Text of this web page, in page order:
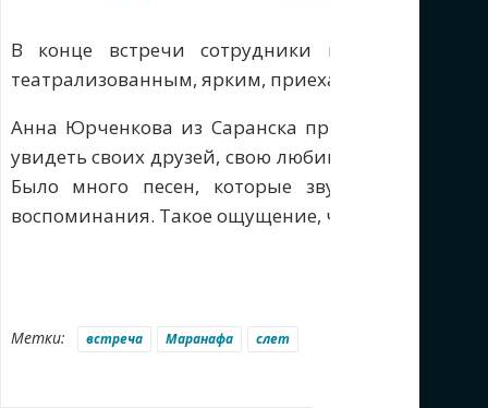
В конце встречи сотрудники пригласили
театрализованным, ярким, приехать на слет
Анна Юрченкова из Саранска приехала на
увидеть своих друзей, свою любимую
Было много песен, которые звучали на
воспоминания. Такое ощущение, что побывала
Метки: встреча Маранафа слет